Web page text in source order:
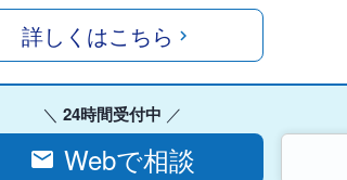
詳しくはこちら
24時間受付中
Webで相談